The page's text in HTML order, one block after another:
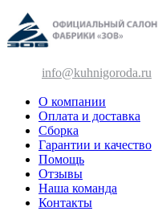
info@kuhnigoroda.ru
О компании
Оплата и доставка
Сборка
Гарантии и качество
Помощь
Отзывы
Наша команда
Контакты